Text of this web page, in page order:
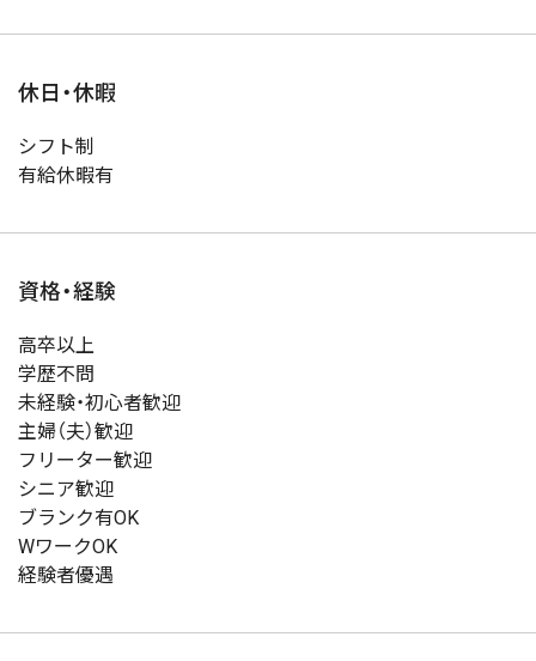
休日・休暇
シフト制
有給休暇有
資格・経験
高卒以上
学歴不問
未経験・初心者歓迎
主婦（夫）歓迎
フリーター歓迎
シニア歓迎
ブランク有OK
WワークOK
経験者優遇